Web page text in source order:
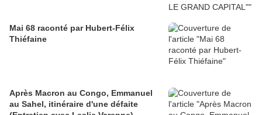
Mai 68 raconté par Hubert-Félix
Thiéfaine
Après Macron au Congo, Emmanuel
au Sahel, itinéraire d'une défaite